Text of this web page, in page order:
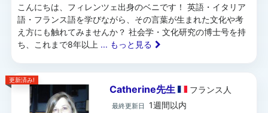
こんにちは、フィレンツェ出身のベニです！ 英語・イタリア
語・フランス語を学びながら、その言葉が生まれた文化や考
え方にも触れてみませんか？ 社会学・文化研究の博士号を持
ち、これまで8年以上 ... もっと見る
更新済み!
Catherine先生 フランス 人
最終更新日 1週間以内